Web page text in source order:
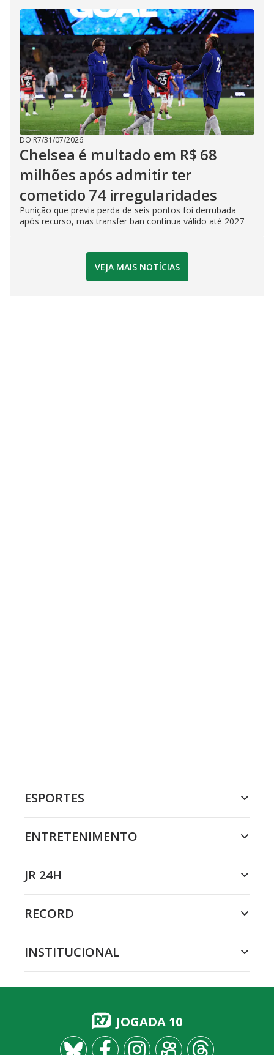
DO R7/31/07/2026
Chelsea é multado em R$ 68
milhões após admitir ter
cometido 74 irregularidades
Punição que previa perda de seis pontos foi derrubada
após recurso, mas transfer ban continua válido até 2027
VEJA MAIS NOTÍCIAS
ESPORTES
ENTRETENIMENTO
JR 24H
RECORD
INSTITUCIONAL
JOGADA 10